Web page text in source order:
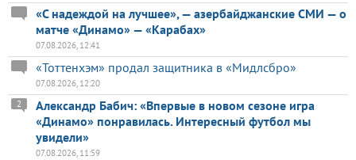
«С надеждой на лучшее», — азербайджанские СМИ — о
матче «Динамо» — «Карабах»
07.08.2026, 12:41
«Тоттенхэм» продал защитника в «Мидлсбро»
07.08.2026, 12:20
Александр Бабич: «Впервые в новом сезоне игра
«Динамо» понравилась. Интересный футбол мы
увидели»
2
07.08.2026, 11:59